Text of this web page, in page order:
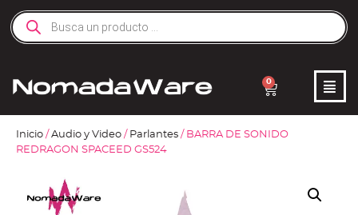
0
Inicio / Audio y Video / Parlantes / BARRA DE SONIDO
REDRAGON SPACEED GS524